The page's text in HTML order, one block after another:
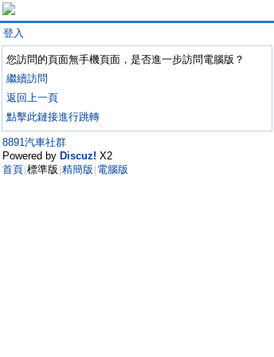
登入
您訪問的頁面無手機頁面，是否進一步訪問電腦版？
繼續訪問
返回上一頁
點擊此鏈接進行跳轉
8891汽車社群
Powered by Discuz! X2
首頁 標準版 精簡版 電腦版